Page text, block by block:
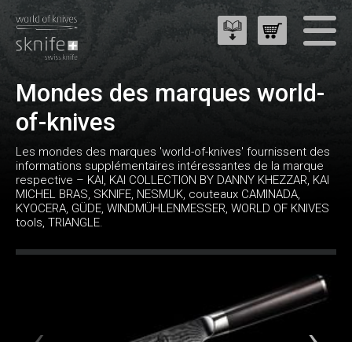
Mondes des marques world-
of-knives
Les mondes des marques 'world-of-knives' fournissent des
informations supplémentaires intéressantes de la marque
respective – KAI, KAI COLLECTION BY DANNY KHEZZAR, KAI
MICHEL BRAS, SKNIFE, NESMUK, couteaux CAMINADA,
KYOCERA, GÜDE, WINDMÜHLENMESSER, WORLD OF KNIVES
tools, TRIANGLE.